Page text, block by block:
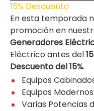
15% Descuento
En esta temporada
promoción en
Generadores
Eléctrico antes del
Descuento del 15%.
Equipos
Equipos
Varias Potencias